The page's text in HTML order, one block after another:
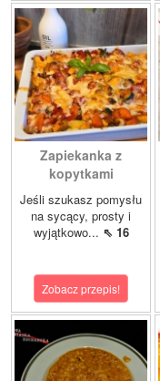
Zapiekanka z
kopytkami
Jeśli szukasz pomysłu
na sycący, prosty i
wyjątkowo... ⇖ 16
Zobacz przepis!